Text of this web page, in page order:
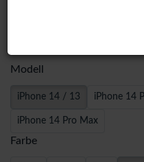
Wave Armor
Modell
iPhone 14 / 13 iPhone 14
iPhone 14 Pro Max
Farbe